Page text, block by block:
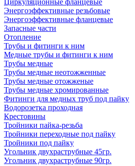
Энергоэффективные резьбовые
Энергоэффективные фланцевые
Запасные части
Отопление
Трубы и фитинги к ним
Медные трубы и фитинги к ним
Трубы медные
Трубы медные неотожженные
Трубы медные отожженые
Трубы медные хромированные
Фитинги для медных труб под пайку
Водорозетка проходная
Крестовины
Тройники пайка-резьба
Тройники переходные под пайку
Тройники под пайку
Угольник двухраструбные 45гр.
Угольник двухраструбные 90гр.